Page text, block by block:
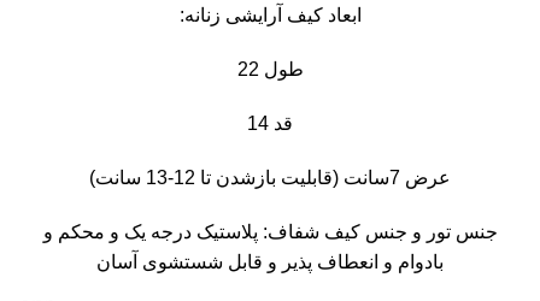
ابعاد کیف آرایشی زنانه:
طول 22
قد 14
عرض 7سانت (قابلیت بازشدن تا 12-13 سانت)
جنس تور و جنس کیف شفاف: پلاستیک درجه یک و محکم و
بادوام و انعطاف پذیر و قابل شستشوی آسان